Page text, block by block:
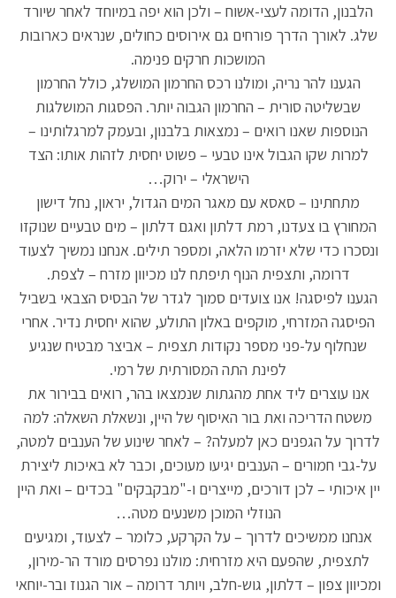
הלבנון, הדומה לעצי-אשוח – ולכן הוא יפה במיוחד לאחר שיורד
שלג. לאורך הדרך פורחים גם אירוסים כחולים, שנראים כארובות
המושכות חרקים פנימה.
הגענו להר נריה, ומולנו רכס החרמון המושלג, כולל החרמון
שבשליטה סורית – החרמון הגבוה יותר. הפסגות המושלגות
הנוספות שאנו רואים – נמצאות בלבנון, ובעמק למרגלותינו –
למרות שקו הגבול אינו טבעי – פשוט יחסית לזהות אותו: הצד
הישראלי – ירוק…
מתחתינו – סאסא עם מאגר המים הגדול, יראון, נחל דישון
המחורץ בו צעדנו, רמת דלתון ואגם דלתון – מים טבעיים שנוקזו
ונסכרו כדי שלא יזרמו הלאה, ומספר תילים. אנחנו נמשיך לצעוד
דרומה, ותצפית הנוף תיפתח לנו מכיוון מזרח – לצפת.
הגענו לפיסגה! אנו צועדים סמוך לגדר של הבסיס הצבאי בשביל
הפיסגה המזרחי, מוקפים באלון התולע, שהוא יחסית נדיר. אחרי
שנחלוף על-פני מספר נקודות תצפית – אביצר מבטיח שנגיע
לפינת התה המסורתית של רמי.
אנו עוצרים ליד אחת מהגתות שנמצאו בהר, רואים בבירור את
משטח הדריכה ואת בור האיסוף של היין, ונשאלת השאלה: למה
לדרוך על הגפנים כאן למעלה? – לאחר שינוע של הענבים למטה,
על-גבי חמורים – הענבים יגיעו מעוכים, וכבר לא באיכות ליצירת
יין איכותי – לכן דורכים, מייצרים ו-"מבקבקים" בכדים – ואת היין
הנוזלי המוכן משנעים מטה…
אנחנו ממשיכים לדרוך – על הקרקע, כלומר – לצעוד, ומגיעים
לתצפית, שהפעם היא מזרחית: מולנו נפרסים מורד הר-מירון,
ומכיוון צפון – דלתון, גוש-חלב, ויותר דרומה – אור הגנוז ובר-יוחאי